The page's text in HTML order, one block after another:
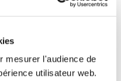
mesurer l'audience de
utilisateur web.